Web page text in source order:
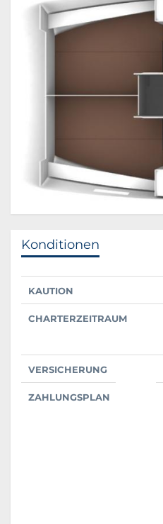
Konditionen
KAUTION
CHARTERZEITRAUM
VERSICHERUNG
ZAHLUNGSPLAN